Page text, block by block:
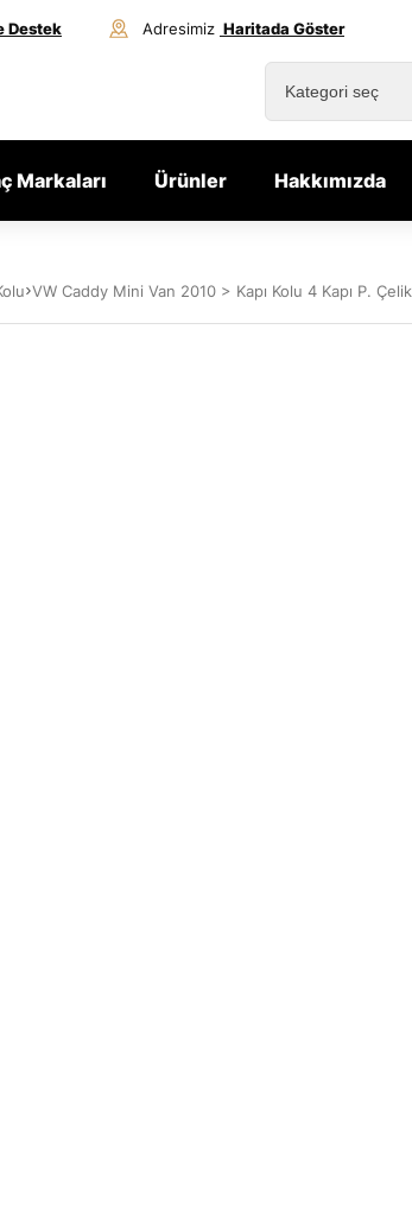
Destek Adresimiz Haritada Göster
Markaları Ürünler Hakkımızda
VW Caddy Mini Van 2010 > Kapı Kolu 4 Kapı P. Çelik